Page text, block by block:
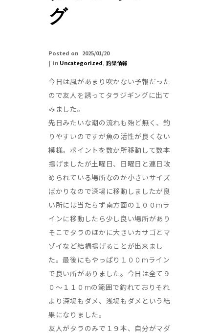
グ
Posted on 2025/01/20
in Uncategorized, 釣果情報
今日は風があまり吹かない予報だった
ので友人を誘ってタラジギングに出て
みました。
先日みたいな潮の流れも殆ど無く、釣
りやすいのですが魚の活性が良くない
模様。ポイントを数か所移動して数本
揚げましたが土曜日、日曜日と連日攻
められている場所なのか小さいサイズ
ばかりなので深場に移動しましたが良
い所には当たらず南方面の１００mラ
インに移動したら少し良い場所があり
そこでタラのほかに大きいカサゴとマ
ゾイなど結構揚げることが出来まし
た。最後にもやっぱり１００mライン
で良い所がありました。今日は全て９
０～１１０mの範囲で釣れておりそれ
より深場もダメ、浅場もダメという結
果になりました。
友人がタラのみで１９本、自分がマダ